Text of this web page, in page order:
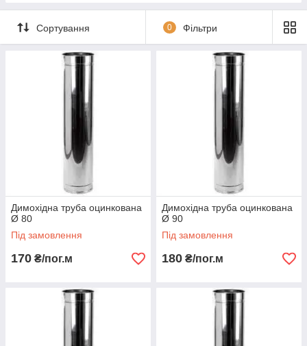
Сортування 0 Фільтри
Димохідна труба оцинкована
Ø 80
Під замовлення
170 ₴/пог.м
Димохідна труба оцинкована
Ø 90
Під замовлення
180 ₴/пог.м